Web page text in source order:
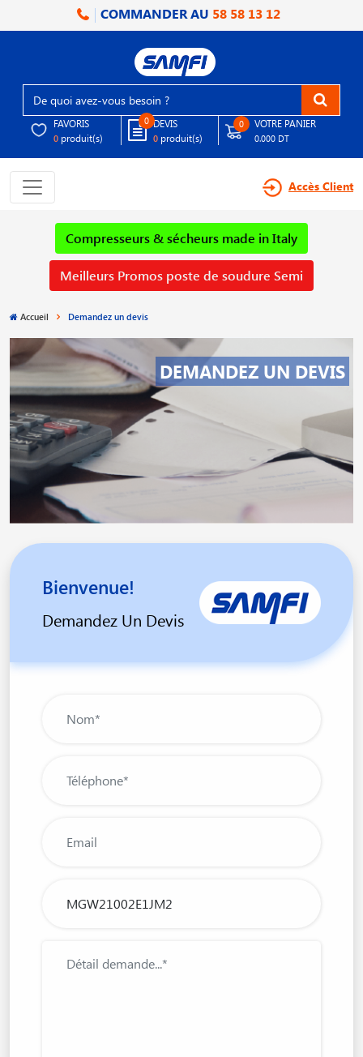
COMMANDER AU 58 58 13 12
FAVORIS
0 produit(s)
0 DEVIS
0 produit(s)
0 VOTRE PANIER
0.000 DT
Accès Client
Compresseurs & sécheurs made in Italy
Meilleurs Promos poste de soudure Semi
Accueil Demandez un devis
DEMANDEZ UN DEVIS
Bienvenue!
Demandez Un Devis